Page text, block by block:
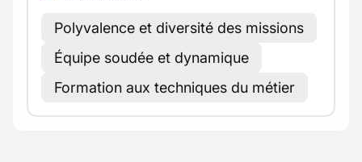
Polyvalence et diversité des missions
Équipe soudée et dynamique
Formation aux techniques du métier